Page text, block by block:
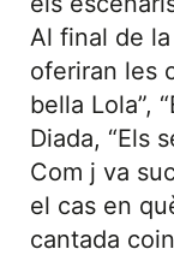
Al final de
oferiran les
bella Lola”,
Diada, “Els
Com j va
el cas en
cantada